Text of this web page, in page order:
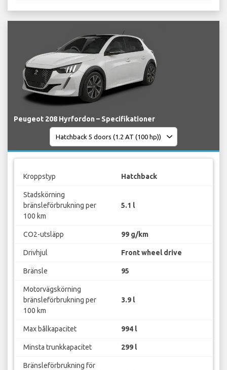
Peugeot 208 Hyrfordon – Specifikationer
Kroppstyp Hatchback
Stadskörning
bränsleförbrukning per
100 km
5.1 l
CO2-utsläpp 99 g/km
Drivhjul Front wheel drive
Bränsle 95
Motorvägskörning
bränsleförbrukning per
100 km
3.9 l
Max bålkapacitet 994 l
Minsta trunkkapacitet 299 l
Bränsleförbrukning för